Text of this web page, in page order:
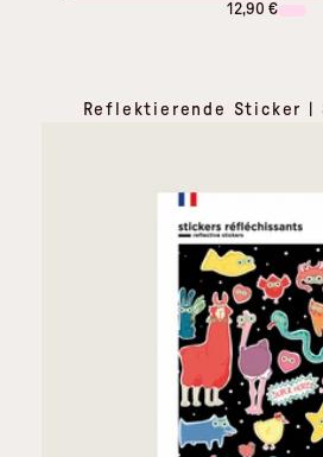
12,90 €
Reflektierende Sticker |